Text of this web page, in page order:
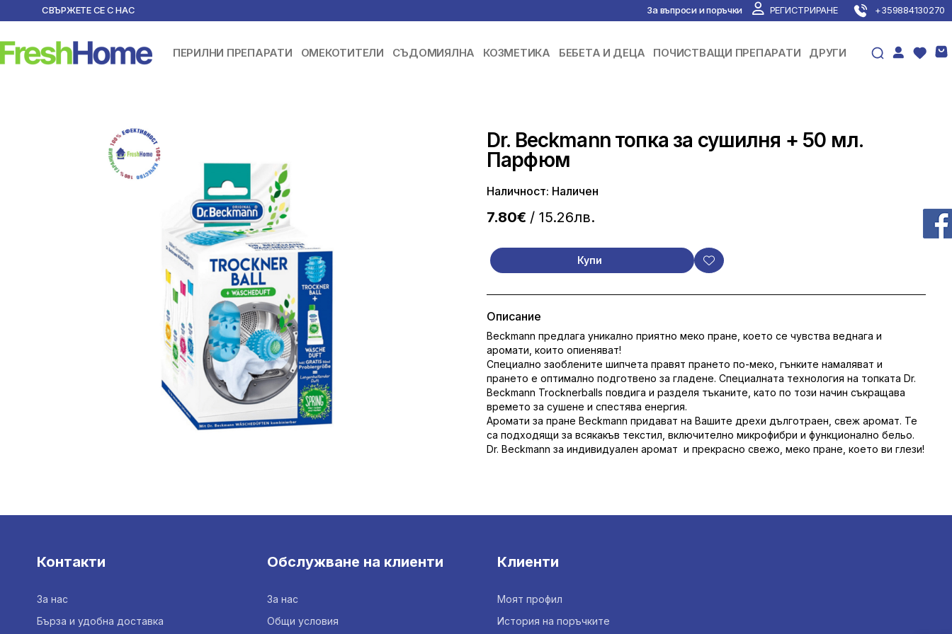
За въпроси и поръчки РЕГИСТРИРАНЕ +359884130270
СВЪРЖЕТЕ СЕ С НАС
ПЕРИЛНИ ПРЕПАРАТИ ОМЕКОТИТЕЛИ ПОЧИСТВАЩИ ПРЕПАРАТИ
СЪДОМИЯЛНА КОЗМЕТИКА БЕБЕТА И ДЕЦА ДРУГИ
Dr. Beckmann топка за сушилня + 50 мл.
Парфюм
Наличност: Наличен
7.80€ / 15.26лв.
Купи
Описание
Beckmann предлага уникално приятно меко пране, което се чувства веднага и
аромати, които опиеняват!
Специално заоблените шипчета правят прането по-меко, гънките намаляват и
прането е оптимално подготвено за гладене. Специалната технология на топката Dr.
Beckmann Trocknerballs повдига и разделя тъканите, като по този начин съкращава
времето за сушене и спестява енергия.
Аромати за пране Beckmann придават на Вашите дрехи дълготраен, свеж аромат. Те
са подходящи за всякакъв текстил, включително микрофибри и функционално бельо.
Dr. Beckmann за индивидуален аромат и прекрасно свежо, меко пране, което ви глези!
Контакти
За нас
Бърза и удобна доставка
Обслужване на клиенти
За нас
Общи условия
Клиенти
Моят профил
История на поръчките